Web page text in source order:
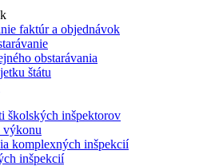
faktúr a objednávok
obstarávania
štátu
školských inšpektorov
výkonu
komplexných inšpekcií
inšpekcií